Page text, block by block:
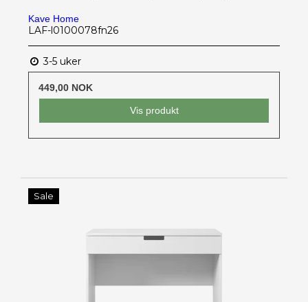
Kave Home
LAF-l0100078fn26
3-5 uker
449,00 NOK
Vis produkt
Sale